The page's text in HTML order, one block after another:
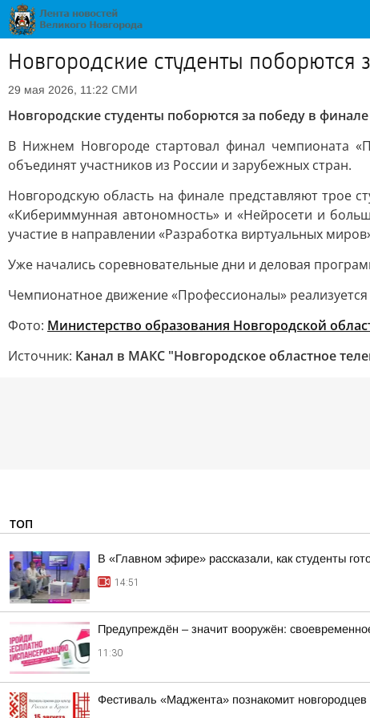
Новгородские студенты
29 мая 2026, 11:22 СМИ
Новгородские студенты поборются за победу в
В Нижнем Новгороде стартовал финал чемпионата
объединят участников из России и зарубежных стран.
Новгородскую область на финале представляют трое
«Кибериммунная автономность» и «Нейросети и
участие в направлении «Разработка виртуальных
Уже начались соревновательные дни и деловая
Чемпионатное движение «Профессионалы»
Фото: Министерство образования Новгородской
Источник: Канал в МАКС "Новгородское областное
ТОП
В «Главном эфире» рассказали, как студенты
14:51
Предупреждён – значит вооружён:
11:30
Фестиваль «Маджента» познакомит новгородцев